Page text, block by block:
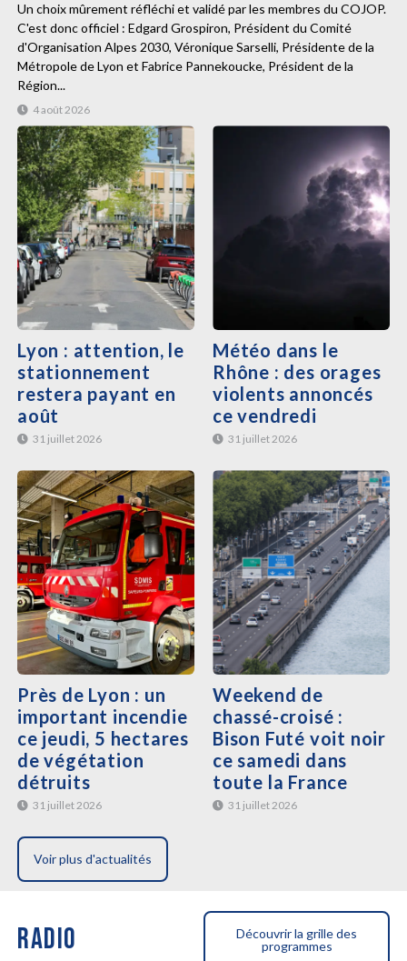
4 août 2026
Un choix mûrement réfléchi et validé par les membres du COJOP.
C'est donc officiel : Edgard Grospiron, Président du Comité
d'Organisation Alpes 2030, Véronique Sarselli, Présidente de la
Métropole de Lyon et Fabrice Pannekoucke, Président de la
Région...
Lyon : attention, le
stationnement
restera payant en
août
31 juillet 2026
Météo dans le
Rhône : des orages
violents annoncés
ce vendredi
31 juillet 2026
Près de Lyon : un
important incendie
ce jeudi, 5 hectares
de végétation
détruits
31 juillet 2026
Weekend de
chassé-croisé :
Bison Futé voit noir
ce samedi dans
toute la France
31 juillet 2026
Voir plus d'actualités
RADIO
Découvrir la grille des
programmes